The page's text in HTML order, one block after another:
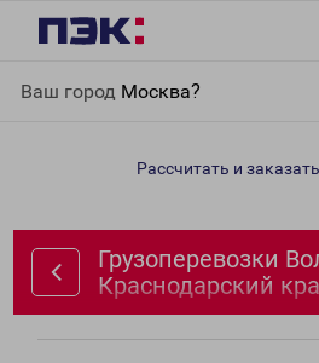
Ваш город Москва?
Краснодарский край
Рассчитать и
Грузоперевозки
Краснодарский